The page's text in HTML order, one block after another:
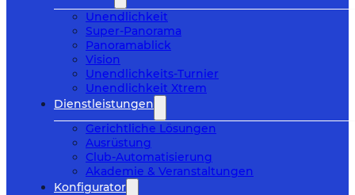
Unendlichkeit
Super-Panorama
Panoramablick
Vision
Unendlichkeits-Turnier
Unendlichkeit Xtrem
Dienstleistungen
Gerichtliche Lösungen
Ausrüstung
Club-Automatisierung
Akademie & Veranstaltungen
Konfigurator